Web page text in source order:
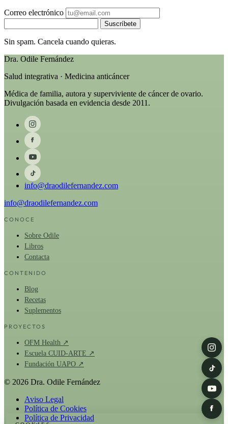
Correo electrónico
Suscríbete
Sin spam. Cancela cuando quieras.
Dra. Odile Fernández
Salud integrativa · Medicina anticáncer
Médica de familia, autora y superviviente de cáncer de ovario.
Divulgación basada en evidencia desde 2011.
info@draodilefernandez.com
info@draodilefernandez.com
CONOCE
Sobre Odile
Libros
Contacta
CONTENIDO
Blog
Recetas
Suplementos
PROYECTOS
OFM Health ↗
Escuela CUID-ARTE ↗
Fundación UAPO ↗
© 2026 Dra. Odile Fernández
Aviso Legal
Política de Cookies
Política de Privacidad